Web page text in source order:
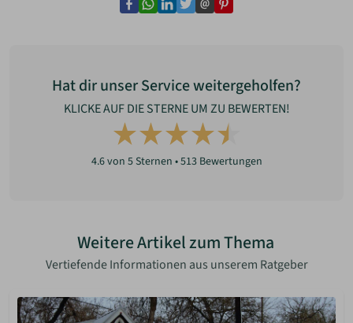
facebook
whatsapp
linkedin
twitter
emailpinterest
Hat dir unser Service weitergeholfen?
KLICKE AUF DIE STERNE UM ZU BEWERTEN!
4.6von 5 Sternen •513Bewertungen
Weitere Artikel zum Thema
Vertiefende Informationen aus unserem Ratgeber